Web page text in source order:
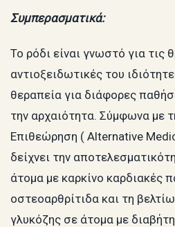
Συμπερασματικά:
Το ρόδι είναι γνωστό για τις
αντιοξειδωτικές του
θεραπεία για διάφορες
την αρχαιότητα. Σύμφωνα με
Επιθεώρηση ( Alternative
δείχνει την
άτομα με καρκίνο καρδιακές
οστεοαρθρίτιδα και τη
γλυκόζης σε άτομα με